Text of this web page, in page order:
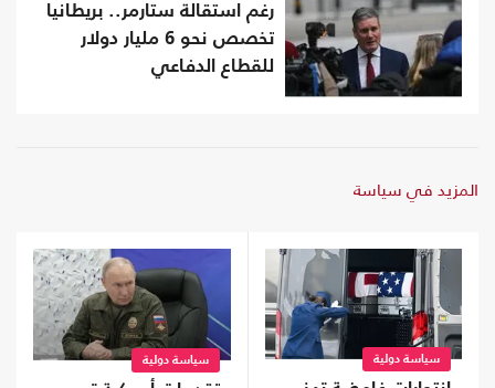
رغم استقالة ستارمر.. بريطانيا
تخصص نحو 6 مليار دولار
للقطاع الدفاعي
المزيد في سياسة
سياسة دولية سياسة دولية